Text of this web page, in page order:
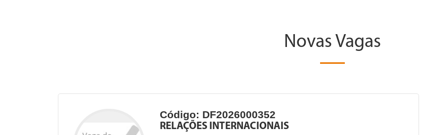
Novas Vagas
Código: DF2026000352
RELAÇÕES INTERNACIONAIS